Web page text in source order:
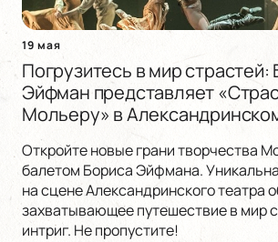
19 мая
Погрузитесь в мир страстей:
Эйфман представляет
Мольеру» в
Откройте новые грани творчества
балетом Бориса Эйфмана.
на сцене Александринского театра
захватывающее путешествие в мир
интриг. Не пропустите!